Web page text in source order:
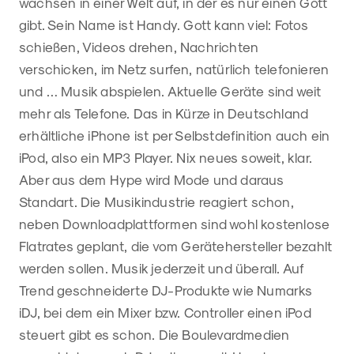
gibt. Sein Name ist Handy. Gott kann viel: Fotos
schießen, Videos drehen, Nachrichten
verschicken, im Netz surfen, natürlich telefonieren
und … Musik abspielen. Aktuelle Geräte sind weit
mehr als Telefone. Das in Kürze in Deutschland
erhältliche iPhone ist per Selbstdefinition auch ein
iPod, also ein MP3 Player. Nix neues soweit, klar.
Aber aus dem Hype wird Mode und daraus
Standart. Die Musikindustrie reagiert schon,
neben Downloadplattformen sind wohl kostenlose
Flatrates geplant, die vom Gerätehersteller bezahlt
werden sollen. Musik jederzeit und überall. Auf
Trend geschneiderte DJ-Produkte wie Numarks
iDJ, bei dem ein Mixer bzw. Controller einen iPod
steuert gibt es schon. Die Boulevardmedien